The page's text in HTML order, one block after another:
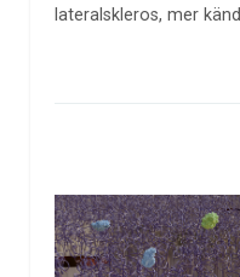
lateralskleros, mer